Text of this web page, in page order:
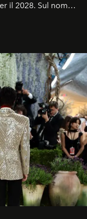
il 2028. Sul nome
di Daniel
riserbo.